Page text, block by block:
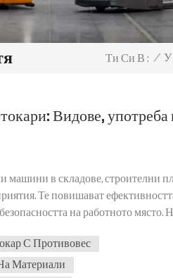
Ти Си В : / У
Видове, употреба
машини в складове, строителни
Те повишават
на работното място.
Различни видове мотокари и
които трябва да имате предвид
С Противовес
Материали